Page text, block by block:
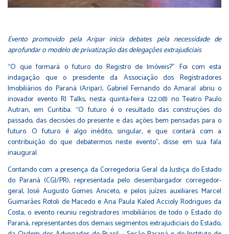
Evento promovido pela Aripar inicia debates pela necessidade de
aprofundar o modelo de privatização das delegações extrajudiciais
“O que formará o futuro do Registro de Imóveis?” Foi com esta
indagação que o presidente da Associação dos Registradores
Imobiliários do Paraná (Aripar), Gabriel Fernando do Amaral abriu o
inovador evento RI Talks, nesta quinta-feira (22.08) no Teatro Paulo
Autran, em Curitiba. “O futuro é o resultado das construções do
passado, das decisões do presente e das ações bem pensadas para o
futuro. O futuro é algo inédito, singular, e que contará com a
contribuição do que debatermos neste evento”, disse em sua fala
inaugural.
Contando com a presença da Corregedoria Geral da Justiça do Estado
do Paraná (CGJ/PR), representada pelo desembargador corregedor-
geral, José Augusto Gomes Aniceto, e pelos juízes auxiliares Marcel
Guimarães Rotoli de Macedo e Ana Paula Kaled Accioly Rodrigues da
Costa, o evento reuniu registradores imobiliários de todo o Estado do
Paraná, representantes dos demais segmentos extrajudiciais do Estado,